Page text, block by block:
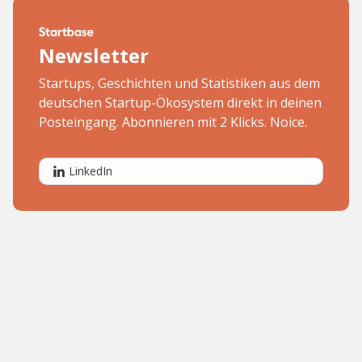
Newsletter
Startups, Geschichten und Statistiken aus dem
deutschen Startup-Ökosystem direkt in deinen
Posteingang. Abonnieren mit 2 Klicks. Noice.
LinkedIn